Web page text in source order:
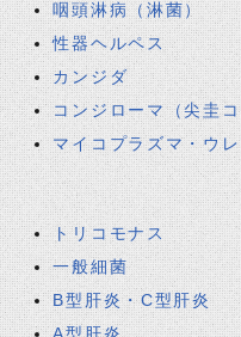
咽頭淋病（淋菌）
性器ヘルペス
カンジダ
コンジローマ（尖圭
マイコプラズマ・ウ
トリコモナス
一般細菌
B型肝炎・C型肝炎